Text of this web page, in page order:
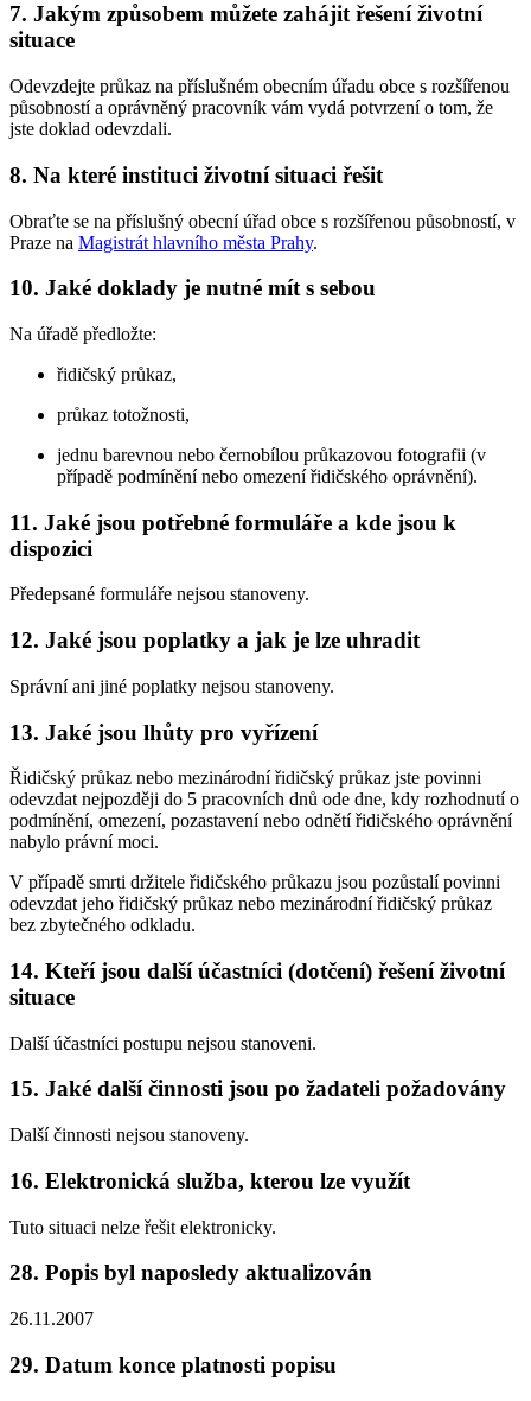
7. Jakým způsobem můžete zahájit řešení životní
situace
Odevzdejte průkaz na příslušném obecním úřadu obce s rozšířenou
působností a oprávněný pracovník vám vydá potvrzení o tom, že
jste doklad odevzdali.
8. Na které instituci životní situaci řešit
Obraťte se na příslušný obecní úřad obce s rozšířenou působností, v
Praze na Magistrát hlavního města Prahy.
10. Jaké doklady je nutné mít s sebou
Na úřadě předložte:
řidičský průkaz,
průkaz totožnosti,
jednu barevnou nebo černobílou průkazovou fotografii (v
případě podmínění nebo omezení řidičského oprávnění).
11. Jaké jsou potřebné formuláře a kde jsou k
dispozici
Předepsané formuláře nejsou stanoveny.
12. Jaké jsou poplatky a jak je lze uhradit
Správní ani jiné poplatky nejsou stanoveny.
13. Jaké jsou lhůty pro vyřízení
Řidičský průkaz nebo mezinárodní řidičský průkaz jste povinni
odevzdat nejpozději do 5 pracovních dnů ode dne, kdy rozhodnutí o
podmínění, omezení, pozastavení nebo odnětí řidičského oprávnění
nabylo právní moci.
V případě smrti držitele řidičského průkazu jsou pozůstalí povinni
odevzdat jeho řidičský průkaz nebo mezinárodní řidičský průkaz
bez zbytečného odkladu.
14. Kteří jsou další účastníci (dotčení) řešení životní
situace
Další účastníci postupu nejsou stanoveni.
15. Jaké další činnosti jsou po žadateli požadovány
Další činnosti nejsou stanoveny.
16. Elektronická služba, kterou lze využít
Tuto situaci nelze řešit elektronicky.
28. Popis byl naposledy aktualizován
26.11.2007
29. Datum konce platnosti popisu